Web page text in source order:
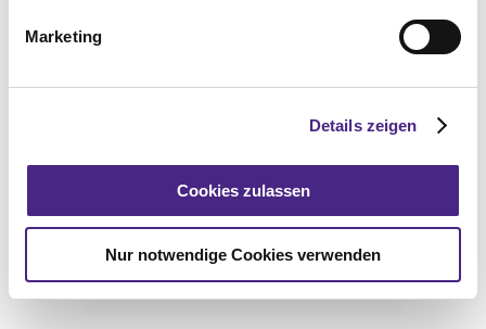
Marketing
Details zeigen
Cookies zulassen
Nur notwendige Cookies verwenden
Das könnte dir auch
gefallen